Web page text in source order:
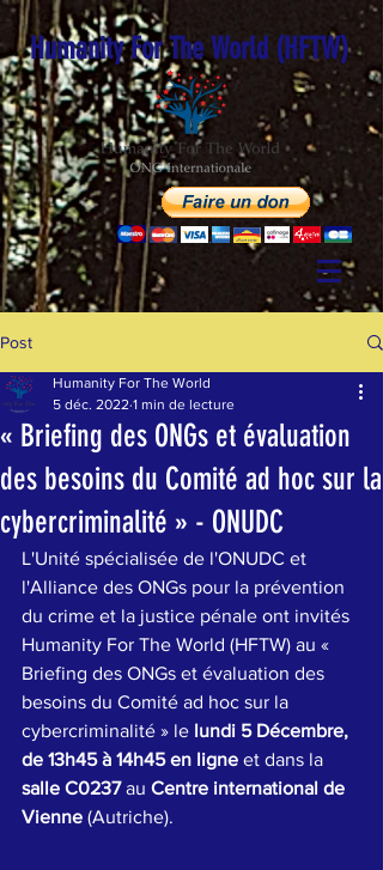
Humanity For The World (HFTW)
Post
« Briefing des ONGs et évaluation
des besoins du Comité ad hoc sur la
cybercriminalité » - ONUDC
Humanity For The World
5 déc. 2022 1 min de lecture
L'Unité spécialisée de l'ONUDC et
l'Alliance des ONGs pour la prévention
du crime et la justice pénale ont invités
Humanity For The World (HFTW) au «
Briefing des ONGs et évaluation des
besoins du Comité ad hoc sur la
cybercriminalité » le lundi 5 Décembre,
de 13h45 à 14h45 en ligne et dans la
salle C0237 au Centre international de
Vienne (Autriche).